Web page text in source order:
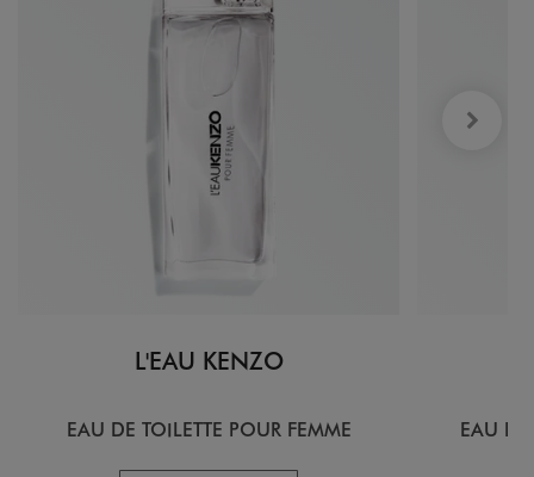
L'EAU KENZO
EAU DE TOILETTE POUR FEMME EAU